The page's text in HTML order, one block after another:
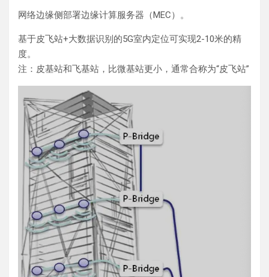
网络边缘侧部署边缘计算服务器（MEC）。
基于皮飞站+大数据识别的5G室内定位可实现2-10米的精
度。
注：皮基站和飞基站，比微基站更小，通常合称为“皮飞站”